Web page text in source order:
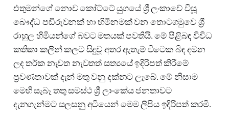
එතුමන්ගේ නොව කෝට්ටේ යුගයේ ශ්‍රී ලංකාවේ විසූ
බෞද්ධ පඬිරුවනක් හා හිමිනමක් වන තොටගමුවෙ ශ්‍රී
රාහුල හිමියන්ගේ බවට මතයක් පවතියි. මේ පිළිබඳ විවිධ
කතිකා කලින් කලට සිදුවූ අතර ඇතැම් විටෙක බිඳ දමන
ලද තර්ක නැවත නැවතත් සත්‍යයේ ඉදිරිපත් කිරීමේ
ප්‍රවණතාවක් දැන් මතු වනු දක්නට ලැබේ. මේ නිසාම
මෙහි සැබෑ තතු සමස්ථ ශ්‍රී ලාංකේය ජනතාවට
දැනගැන්මට සලසනු අටියෙන් මෙම ලිපිය ඉදිරිපත් කරමි.